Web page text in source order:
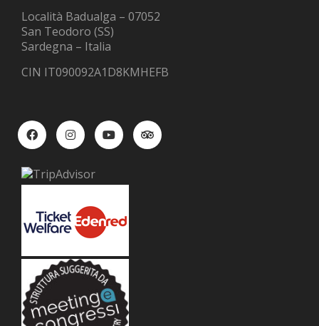
Località Badualga – 07052
San Teodoro (SS)
Sardegna – Italia
CIN IT090092A1D8KMHEFB